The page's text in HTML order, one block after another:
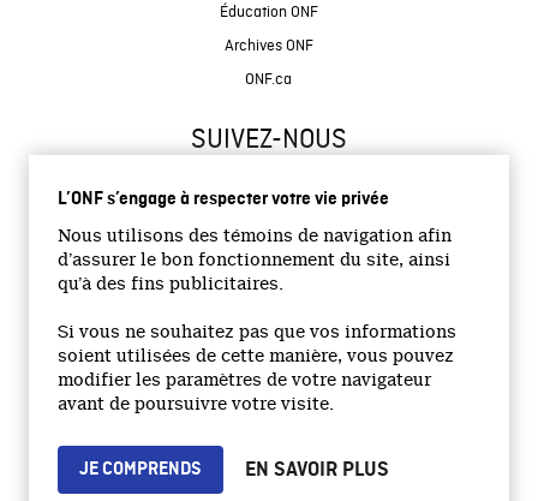
L’ONF s’engage à respecter votre vie privée
Nous utilisons des témoins de navigation afin
d’assurer le bon fonctionnement du site, ainsi
qu’à des fins publicitaires.
Si vous ne souhaitez pas que vos informations
soient utilisées de cette manière, vous pouvez
modifier les paramètres de votre navigateur
avant de poursuivre votre visite.
JE COMPRENDS EN SAVOIR PLUS
Éducation ONF
Archives ONF
ONF.ca
SUIVEZ-NOUS
Site institutionnel
Accessibilité
Politique de confidentialité